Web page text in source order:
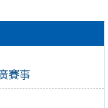
賽事